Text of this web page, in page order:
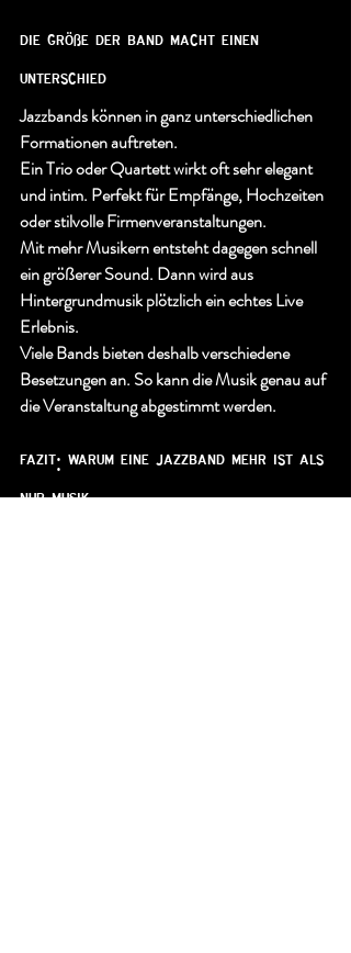
die größe der band macht einen
unterschied
Jazzbands können in ganz unterschiedlichen
Formationen auftreten.
Ein Trio oder Quartett wirkt oft sehr elegant
und intim. Perfekt für Empfänge, Hochzeiten
oder stilvolle Firmenveranstaltungen.
Mit mehr Musikern entsteht dagegen schnell
ein größerer Sound. Dann wird aus
Hintergrundmusik plötzlich ein echtes Live
Erlebnis.
Viele Bands bieten deshalb verschiedene
Besetzungen an. So kann die Musik genau auf
die Veranstaltung abgestimmt werden.
fazit: warum eine jazzband mehr ist als
nur musik